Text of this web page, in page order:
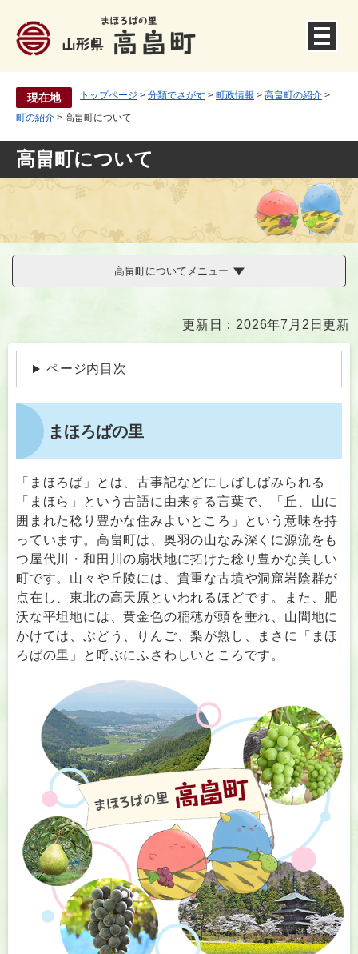
す
現在地 トップページ > 分類でさがす > 町政情報 > 高畠町の紹介 >
町の紹介 > 高畠町について
高畠町について
高畠町についてメニュー
文
更新日：2026年7月2日更新
ページ内目次
まほろばの里
「まほろば」とは、古事記などにしばしばみられる
「まほら」という古語に由来する言葉で、「丘、山に
囲まれた稔り豊かな住みよいところ」という意味を持
っています。高畠町は、奥羽の山なみ深くに源流をも
つ屋代川・和田川の扇状地に拓けた稔り豊かな美しい
町です。山々や丘陵には、貴重な古墳や洞窟岩陰群が
点在し、東北の高天原といわれるほどです。また、肥
沃な平坦地には、黄金色の稲穂が頭を垂れ、山間地に
かけては、ぶどう、りんご、梨が熟し、まさに「まほ
ろばの里」と呼ぶにふさわしいところです。